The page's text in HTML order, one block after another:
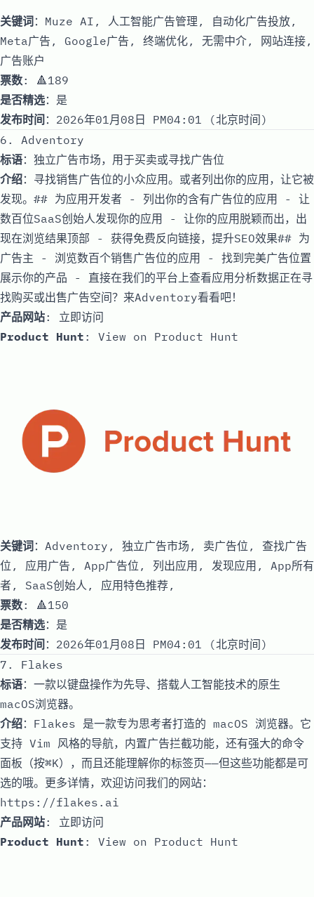
关键词：Muze AI, 人工智能广告管理, 自动化广告投放,
Meta广告, Google广告, 终端优化, 无需中介, 网站连接,
广告账户
票数: 🔺189
是否精选：是
发布时间 ：2026年01月08日 PM04:01 (北京时间)
6. Adventory
标语：独立广告市场，用于买卖或寻找广告位
介绍：寻找销售广告位的小众应用。或者列出你的应用，让它被
发现。## 为应用开发者 - 列出你的含有广告位的应用 - 让
数百位SaaS创始人发现你的应用 - 让你的应用脱颖而出，出
现在浏览结果顶部 - 获得免费反向链接，提升SEO效果## 为
广告主 - 浏览数百个销售广告位的应用 - 找到完美广告位置
展示你的产品 - 直接在我们的平台上查看应用分析数据正在寻
找购买或出售广告空间？来Adventory看看吧！
产品网站: 立即访问
Product Hunt : View on Product Hunt
关键词 ：Adventory, 独立广告市场, 卖广告位, 查找广告
位, 应用广告, App广告位, 列出应用, 发现应用, App所有
者, SaaS创始人, 应用特色推荐,
票数: 🔺150
是否精选：是
发布时间 ：2026年01月08日 PM04:01 (北京时间)
7. Flakes
标语：一款以键盘操作为先导、搭载人工智能技术的原生
macOS浏览器。
介绍：Flakes 是一款专为思考者打造的 macOS 浏览器。它
支持 Vim 风格的导航，内置广告拦截功能，还有强大的命令
面板（按⌘K），而且还能理解你的标签页——但这些功能都是可
选的哦。更多详情，欢迎访问我们的网站：
https://flakes.ai
产品网站: 立即访问
Product Hunt : View on Product Hunt